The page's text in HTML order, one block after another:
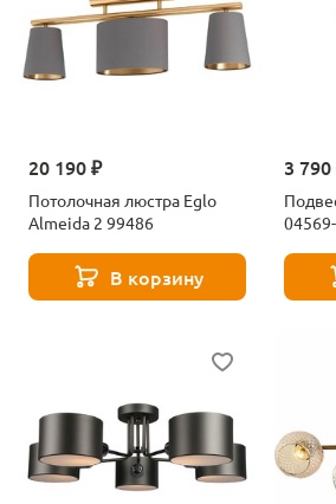
20 190 ₽
Потолочная люстра Eglo
Almeida 2 99486
В корзину
3 790